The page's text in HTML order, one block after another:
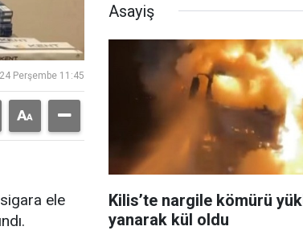
Perşembe 11:45
ele
Asayiş
Kilis’te nargile kömürü
yanarak kül oldu